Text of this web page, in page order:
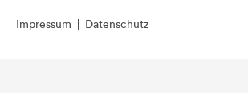
Impressum Datenschutz